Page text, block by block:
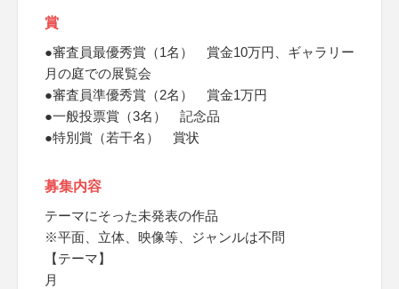
賞
●審査員最優秀賞（1名） 賞金10万円、ギャラリー
月の庭での展覧会
●審査員準優秀賞（2名） 賞金1万円
●一般投票賞（3名） 記念品
●特別賞（若干名） 賞状
募集内容
テーマにそった未発表の作品
※平面、立体、映像等、ジャンルは不問
【テーマ】
月